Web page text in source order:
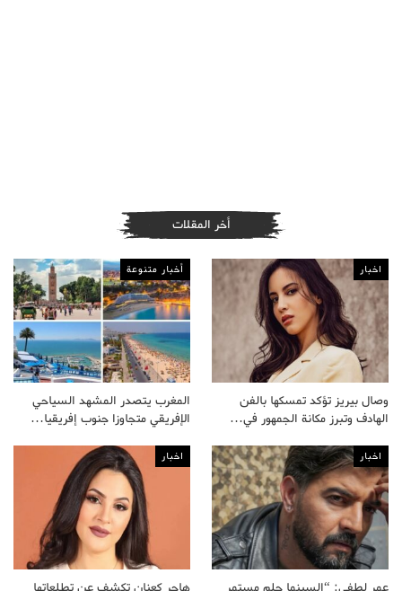
أخر المقلات
اخبار
وصال بيريز تؤكد تمسكها بالفن
الهادف وتبرز مكانة الجمهور في…
أخبار متنوعة
المغرب يتصدر المشهد السياحي
الإفريقي متجاوزا جنوب إفريقيا…
اخبار اخبار